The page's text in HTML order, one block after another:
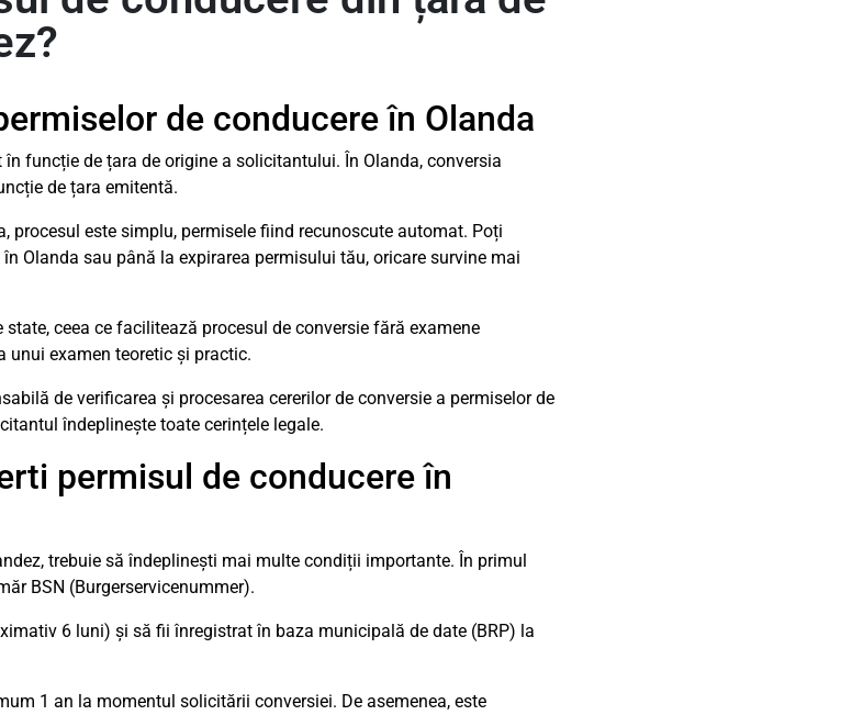
de conducere în Olanda
funcție de țara de origine a solicitantului. În Olanda, conversia
de țara emitentă.
procesul este simplu, permisele fiind recunoscute automat. Poți
Olanda sau până la expirarea permisului tău, oricare survine mai
ceea ce facilitează procesul de conversie fără examene
unui examen teoretic și practic.
de verificarea și procesarea cererilor de conversie a permiselor de
îndeplinește toate cerințele legale.
permisul de conducere în
trebuie să îndeplinești mai multe condiții importante. În primul
BSN (Burgerservicenummer).
6 luni) și să fii înregistrat în baza municipală de date (BRP) la
1 an la momentul solicitării conversiei. De asemenea, este